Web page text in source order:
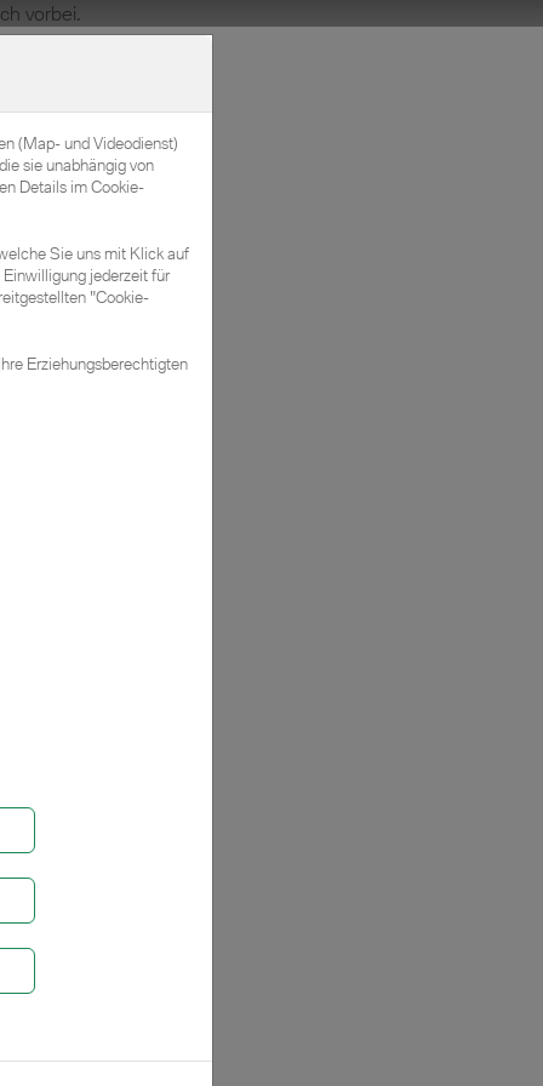
(Map- und Videodienst)
sie unabhängig von
Details im Cookie-
Sie uns mit Klick auf
Einwilligung jederzeit für
"Cookie-
Erziehungsberechtigten